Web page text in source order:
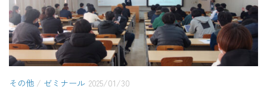
その他 / ゼミナール 2025/01/30